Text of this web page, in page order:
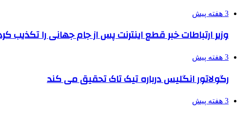
3 هفته پیش
وزیر ارتباطات خبر قطع اینترنت پس از جام جهانی را تکذیب
3 هفته پیش
رگولاتور انگلیس درباره تیک تاک تحقیق می کند
3 هفته پیش